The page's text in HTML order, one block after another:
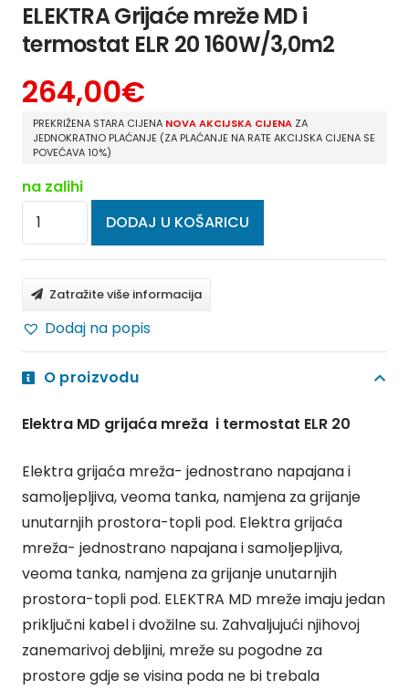
ELEKTRA Grijaće mreže MD i
termostat ELR 20 160W/3,0m2
264,00€
PREKRIŽENA STARA CIJENA NOVA AKCIJSKA CIJENA ZA
JEDNOKRATNO PLAĆANJE (ZA PLAĆANJE NA RATE AKCIJSKA CIJENA SE
POVEĆAVA 10%)
na zalihi
ELEKTRA
Grijaće
mreže
MD
termostat
20
160W/3,0m2
DODAJ U KOŠARICU
Zatražite više informacija
Dodaj na popis
O proizvodu
Elektra MD grijaća mreža i termostat ELR 20
Elektra grijaća mreža- jednostrano napajana i
samoljepljiva, veoma tanka, namjena za grijanje
unutarnjih prostora-topli pod. Elektra grijaća
mreža- jednostrano napajana i samoljepljiva,
veoma tanka, namjena za grijanje unutarnjih
prostora-topli pod. ELEKTRA MD mreže imaju jedan
priključni kabel i dvožilne su. Zahvaljujući njihovoj
zanemarivoj debljini, mreže su pogodne za
prostore gdje se visina poda ne bi trebala